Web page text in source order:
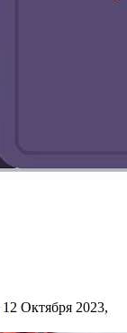
12 Октября 2023,